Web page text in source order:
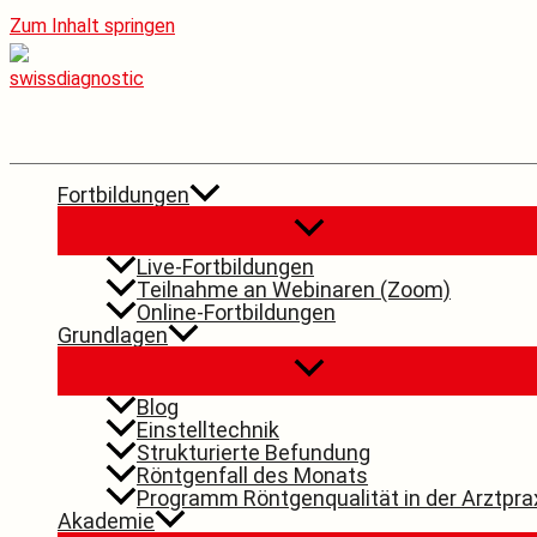
Zum Inhalt springen
Fortbildungen
Live-Fortbildungen
Teilnahme an Webinaren (Zoom)
Online-Fortbildungen
Grundlagen
Blog
Einstelltechnik
Strukturierte Befundung
Röntgenfall des Monats
Programm Röntgenqualität in der
Akademie